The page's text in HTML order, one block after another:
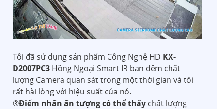
Tôi đã sử dụng sản phẩm Công Nghệ HD KX-
D2007PC3 Hồng Ngoại Smart IR ban đêm chất
lượng Camera quan sát trong một thời gian và tôi
rất hài lòng với hiệu suất của nó.
®️Điểm nhấn ấn tượng có thể thấy chất lượng